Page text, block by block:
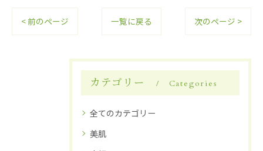
< 前のページ 一覧に戻る 次のページ >
カテゴリー Categories
全てのカテゴリー
美肌